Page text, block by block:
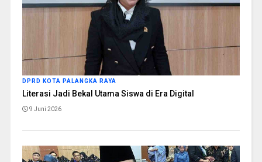
DPRD KOTA PALANGKA RAYA
Literasi Jadi Bekal Utama Siswa di Era Digital
9 Juni 2026